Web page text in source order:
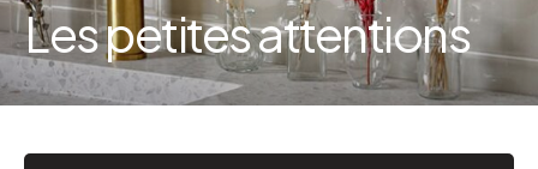
Les petites attentions